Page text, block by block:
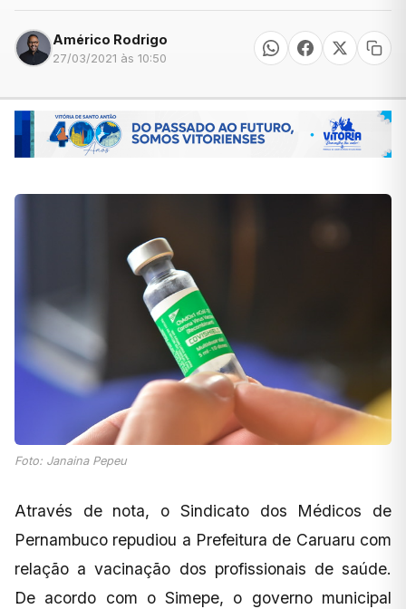
Américo Rodrigo
27/03/2021 às 10:50
Foto: Janaina Pepeu
Através de nota, o Sindicato dos Médicos de
Pernambuco repudiou a Prefeitura de Caruaru com
relação a vacinação dos profissionais de saúde.
De acordo com o Simepe, o governo municipal